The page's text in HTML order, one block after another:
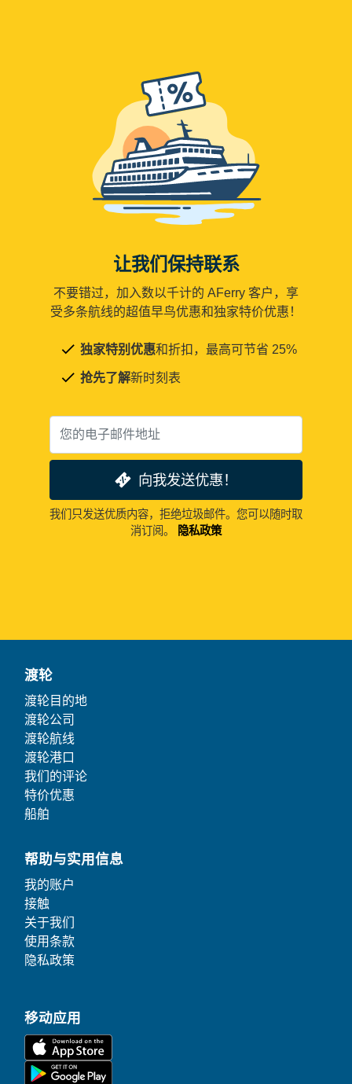
让我们保持联系
不要错过，加入数以千计的 AFerry 客户，享
受多条航线的超值早鸟优惠和独家特价优惠！
独家特别优惠和折扣，最高可节省 25%
抢先了解新时刻表
向我发送优惠！
我们只发送优质内容，拒绝垃圾邮件。您可以随时取
消订阅。
隐私政策
渡轮
渡轮目的地
渡轮公司
渡轮航线
渡轮港口
我们的评论
特价优惠
船舶
帮助与实用信息
我的账户
接触
关于我们
使用条款
隐私政策
移动应用